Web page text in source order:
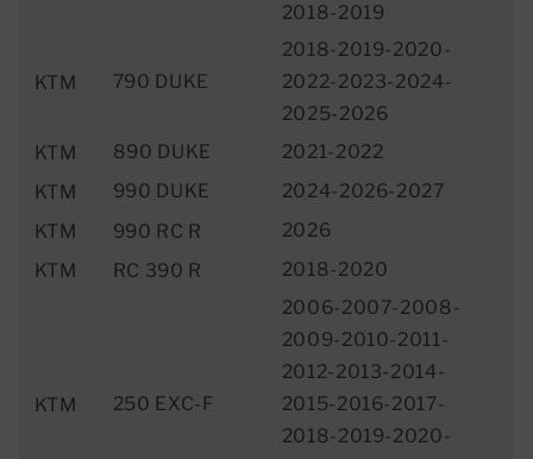
2018-2019
KTM 790 DUKE
2018-2019-2020-
2022-2023-2024-
2025-2026
KTM
890 DUKE
2021-2022
KTM
990 DUKE
2024-2026-2027
KTM
990 RC R
2026
KTM
RC 390 R 2018-2020
KTM 250 EXC-F
2006-2007-2008-
2009-2010-2011-
2012-2013-2014-
2015-2016-2017-
2018-2019-2020-